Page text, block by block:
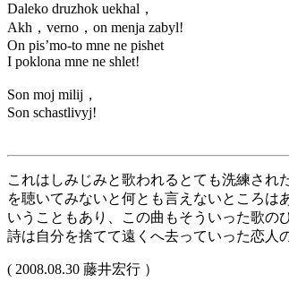
Daleko druzhok uekhal，
Akh，verno，on menja zabyl!
On pis’mo-to mne ne pishet
I poklona mne ne shlet!
Son moj milij，
Son schastlivyj!
これはしみじみと歌われるとても洗練さ
を聴いてみないと何とも言えないところは
いうこともあり、この曲もそういった歌の
詩は自分を捨てて遠くへ去っていった恋人
( 2008.08.30 藤井宏行 ）